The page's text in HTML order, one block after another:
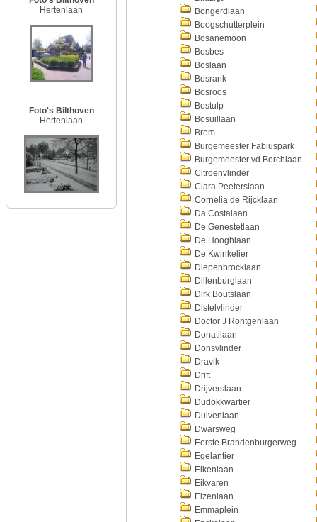
Hertenlaan
Foto's Bilthoven
Hertenlaan
Bongerdlaan
Boogschutterplein
Bosanemoon
Bosbes
Boslaan
Bosrank
Bosroos
Bostulp
Bosuillaan
Brem
Burgemeester Fabiuspark
Burgemeester vd Borchlaan
Citroenvlinder
Clara Peeterslaan
Cornelia de Rijcklaan
Da Costalaan
De Genestetlaan
De Hooghlaan
De Kwinkelier
Diepenbrocklaan
Dillenburglaan
Dirk Boutslaan
Distelvlinder
Doctor J Rontgenlaan
Donatilaan
Donsvlinder
Dravik
Drift
Drijverslaan
Dudokkwartier
Duivenlaan
Dwarsweg
Eerste Brandenburgerweg
Egelantier
Eikenlaan
Eikvaren
Elzenlaan
Emmaplein